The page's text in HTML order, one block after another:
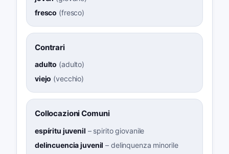
fresco (fresco)
Contrari
adulto (adulto)
viejo (vecchio)
Collocazioni Comuni
espíritu juvenil – spirito giovanile
delincuencia juvenil – delinquenza minorile